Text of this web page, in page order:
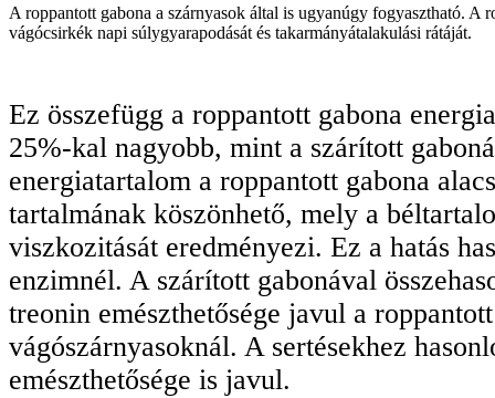
A roppantott gabona a szárnyasok által is ugyanúgy fogyasztható. A
vágócsirkék napi súlygyarapodását és takarmányátalakulási rátáját.
Ez összefügg a roppantott gabona
25%-kal nagyobb, mint a szárított
energiatartalom a roppantott gabona
tartalmának köszönhető, mely a
viszkozitását eredményezi. Ez a hatás
enzimnél. A szárított gabonával
treonin emészthetősége javul a
vágószárnyasoknál. A sertésekhez
emészthetősége is javul.